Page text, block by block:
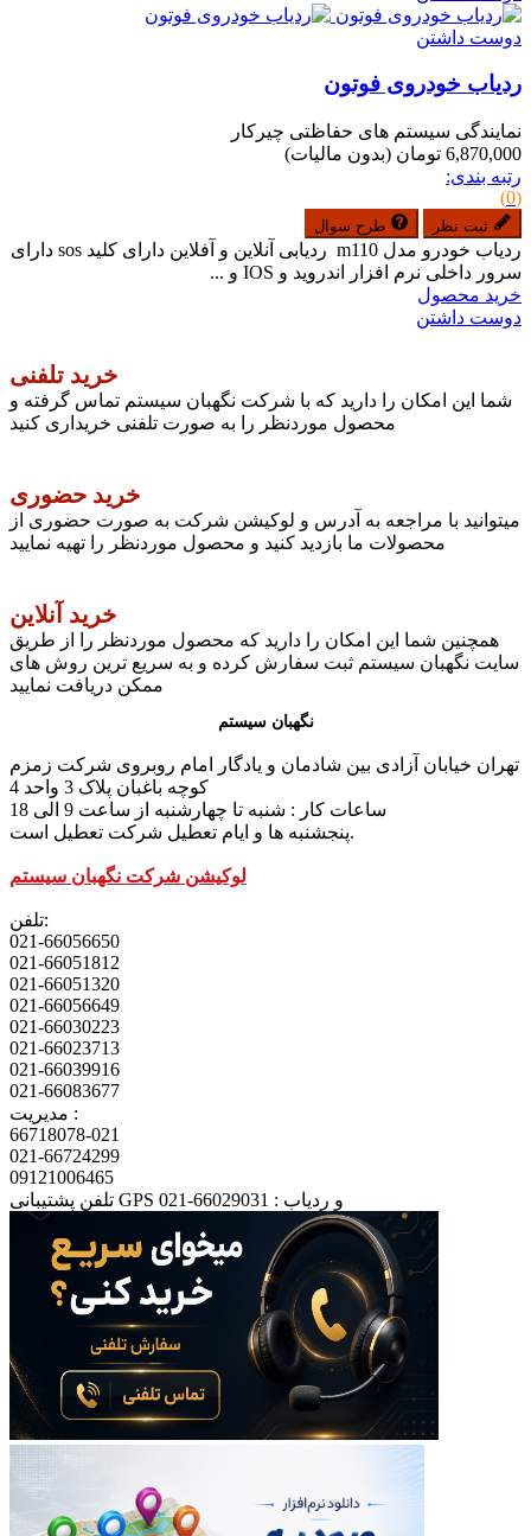
دوست داشتن
ردیاب خودروی فوتون
نمایندگی سیستم های حفاظتی چیرکار
6,870,000 تومان
(بدون مالیات)
رتبه بندی:
(0)
ثبت نظر طرح سوال
ردیاب خودرو مدل m110 ردیابی آنلاین و آفلاین دارای کلید sos دارای
سرور داخلی نرم افزار اندروید و IOS و ...
خرید محصول
دوست داشتن
خرید تلفنی
شما این امکان را دارید که با شرکت نگهبان سیستم تماس گرفته و
محصول موردنظر را به صورت تلفنی خریداری کنید
خرید حضوری
میتوانید با مراجعه به آدرس و لوکیشن شرکت به صورت حضوری از
محصولات ما بازدید کنید و محصول موردنظر را تهیه نمایید
خرید آنلاین
همچنین شما این امکان را دارید که محصول موردنظر را از طریق
سایت نگهبان سیستم ثبت سفارش کرده و به سریع ترین روش های
ممکن دریافت نمایید
نگهبان سیستم
تهران خیابان آزادی بین شادمان و یادگار امام روبروی شرکت زمزم
کوچه باغبان پلاک 3 واحد 4
پنجشنبه ها و ایام تعطیل شرکت تعطیل است.
لوکیشن شرکت نگهبان سیستم
تلفن:
021-66056650
021-66051812
021-66051320
021-66056649
021-66030223
021-66023713
021-66039916
021-66083677
مدیریت :
66718078-021
021-66724299
09121006465
تلفن پشتیبانی GPS و ردیاب : 66029031-021